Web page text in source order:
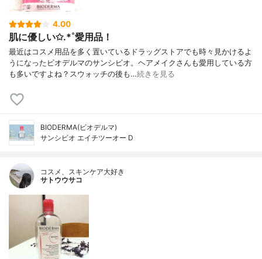
4.00
肌に優しい✩.*˚愛用品！
最近はコスメ用品を多く置いているドラッグストアでも時々見かけるよ
うになったビオデルマのサンシビオ。ヘアメイクさんも愛用している方
も多いですよね？スウォッチの後も…続きを見る
BIODERMA(ビオデルマ)
サンシビオ エイチツーオー D
コスメ、スキンケア大好き
サトウウサコ